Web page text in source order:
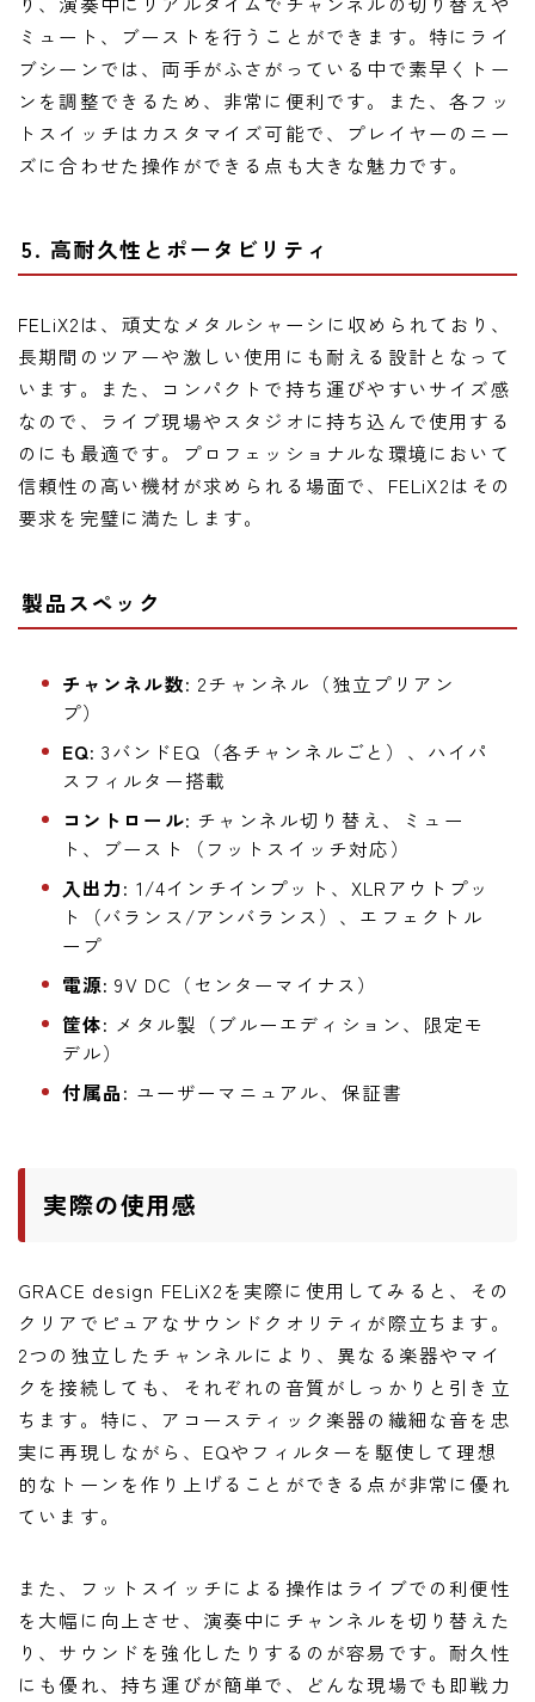
ミュート、ブーストを行うことができます。特にライ
ブシーンでは、両手がふさがっている中で素早くトー
ンを調整できるため、非常に便利です。また、各フッ
トスイッチはカスタマイズ可能で、プレイヤーのニー
ズに合わせた操作ができる点も大きな魅力です。
5. 高耐久性とポータビリティ
FELiX2は、頑丈なメタルシャーシに収められており、
長期間のツアーや激しい使用にも耐える設計となって
います。また、コンパクトで持ち運びやすいサイズ感
なので、ライブ現場やスタジオに持ち込んで使用する
のにも最適です。プロフェッショナルな環境において
信頼性の高い機材が求められる場面で、FELiX2はその
要求を完璧に満たします。
製品スペック
チャンネル数: 2チャンネル（独立プリアン
プ）
EQ: 3バンドEQ（各チャンネルごと）、ハイパ
スフィルター搭載
コントロール: チャンネル切り替え、ミュー
ト、ブースト（フットスイッチ対応）
入出力: 1/4インチインプット、XLRアウトプッ
ト（バランス/アンバランス）、エフェクトル
ープ
電源: 9V DC（センターマイナス）
筐体: メタル製（ブルーエディション、限定モ
デル）
付属品: ユーザーマニュアル、保証書
実際の使用感
GRACE design FELiX2を実際に使用してみると、その
クリアでピュアなサウンドクオリティが際立ちます。
2つの独立したチャンネルにより、異なる楽器やマイ
クを接続しても、それぞれの音質がしっかりと引き立
ちます。特に、アコースティック楽器の繊細な音を忠
実に再現しながら、EQやフィルターを駆使して理想
的なトーンを作り上げることができる点が非常に優れ
ています。
また、フットスイッチによる操作はライブでの利便性
を大幅に向上させ、演奏中にチャンネルを切り替えた
り、サウンドを強化したりするのが容易です。耐久性
にも優れ、持ち運びが簡単で、どんな現場でも即戦力